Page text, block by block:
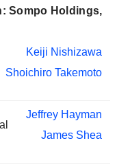
Isao Endo
Jeffrey Hayman
Sompo Holdings,
Keiji Nishizawa
Shoichiro Takemoto
Jeffrey Hayman
James Shea